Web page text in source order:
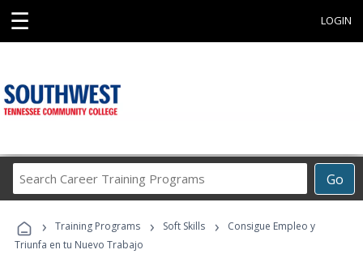
☰ LOGIN
Go
Career
Programs
› Training Programs › Soft Skills ›
Consigue Empleo y
Triunfa en tu Nuevo Trabajo